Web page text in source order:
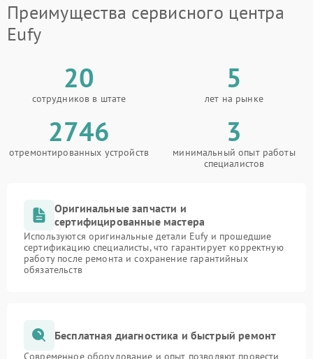
Преимущества сервисного центра
Eufy
20
сотрудников в штате
5
лет на рынке
2746
отремонтированных устройств
3
минимальный опыт работы
специалистов
Оригинальные запчасти и
сертифицированные мастера
Используются оригинальные детали Eufy и прошедшие
сертификацию специалисты, что гарантирует корректную
работу после ремонта и сохранение гарантийных
обязательств
Бесплатная диагностика и быстрый ремонт
Современное оборудование и опыт позволяют провести